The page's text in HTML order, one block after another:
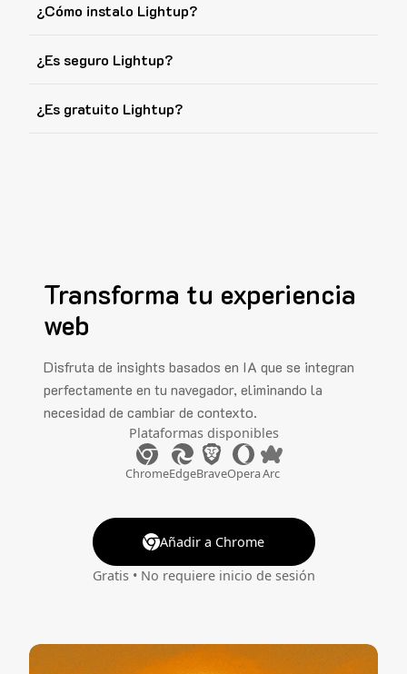
¿Cómo instalo Lightup?
¿Es seguro Lightup?
¿Es gratuito Lightup?
Transforma tu experiencia
web
Disfruta de insights basados en IA que se integran
perfectamente en tu navegador, eliminando la
necesidad de cambiar de contexto.
Plataformas disponibles
ChromeEdgeBraveOperaArc
Añadir a Chrome
Gratis • No requiere inicio de sesión